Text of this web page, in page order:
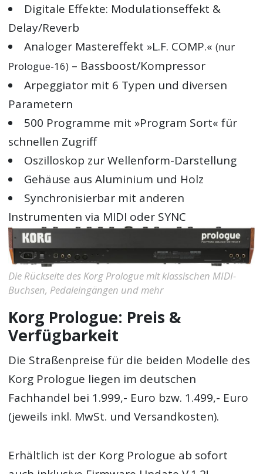
Digitale Effekte: Modulationseffekt &
Delay/Reverb
Analoger Mastereffekt »L.F. COMP.«(nur
Prologue-16) – Bassboost/Kompressor
Arpeggiator mit 6 Typen und diversen
Parametern
500 Programme mit »Program Sort« für
schnellen Zugriff
Oszilloskop zur Wellenform-Darstellung
Gehäuse aus Aluminium und Holz
Synchronisierbar mit anderen
Instrumenten via MIDI oder SYNC
Die Rückseite des Korg Prologue mit klassischen MIDI-
Buchsen, Pedaleingängen und mehr
Korg Prologue: Preis &
Verfügbarkeit
Die Straßenpreise für die beiden Modelle des
Korg Prologue liegen im deutschen
Fachhandel bei 1.999,- Euro bzw. 1.499,- Euro
(jeweils inkl. MwSt. und Versandkosten).
Erhältlich ist der Korg Prologue ab sofort